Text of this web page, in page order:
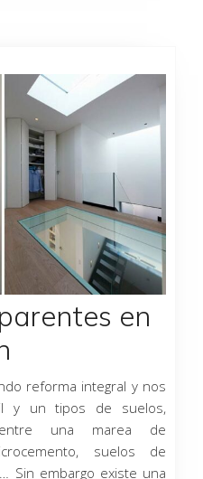
en
reforma integral y nos
y un tipos de suelos,
una marea de
suelos de
Sin embargo existe una